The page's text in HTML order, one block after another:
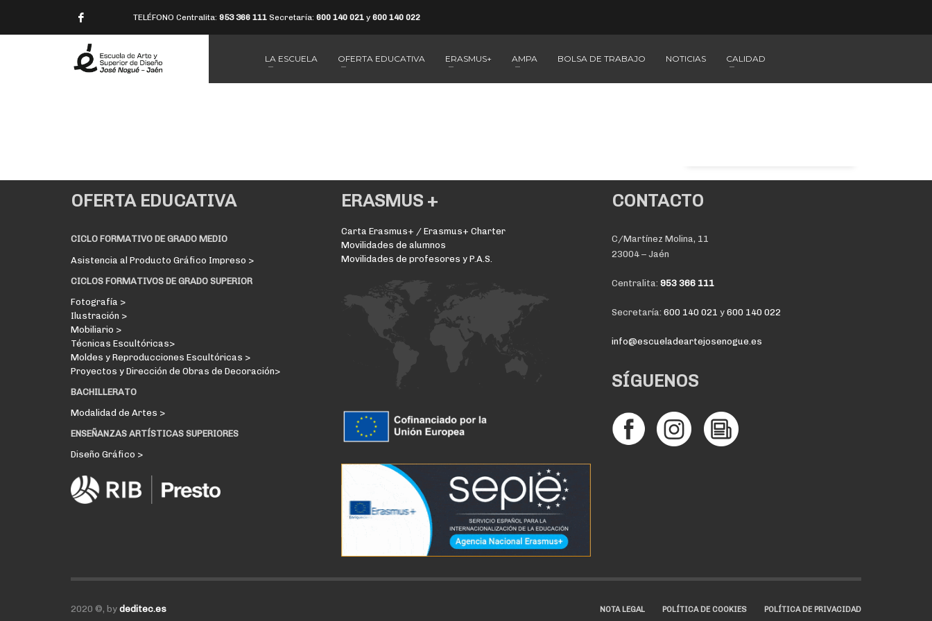
TELÉFONO Centralita: 953 366 111 Secretaría: 600 140 021 y 600 140 022
LA ESCUELA OFERTA EDUCATIVA ERASMUS+ AMPA BOLSA DE TRABAJO NOTICIAS CALIDAD
OFERTA EDUCATIVA
CICLO FORMATIVO DE GRADO MEDIO
Asistencia al Producto Gráfico Impreso >
CICLOS FORMATIVOS DE GRADO SUPERIOR
Fotografía >
Ilustración >
Mobiliario >
Técnicas Escultóricas>
Moldes y Reproducciones Escultóricas >
Proyectos y Dirección de Obras de Decoración>
BACHILLERATO
Modalidad de Artes >
ENSEÑANZAS ARTÍSTICAS SUPERIORES
Diseño Gráfico >
ERASMUS +
Carta Erasmus+ / Erasmus+ Charter
Movilidades de alumnos
Movilidades de profesores y P.A.S.
CONTACTO
C/Martínez Molina, 11
23004 – Jaén
Centralita: 953 366 111
Secretaría: 600 140 021 y 600 140 022
info@escueladeartejosenogue.es
SÍGUENOS
NOTA LEGAL POLÍTICA DE COOKIES POLÍTICA DE PRIVACIDAD
2020 ©, by deditec.es